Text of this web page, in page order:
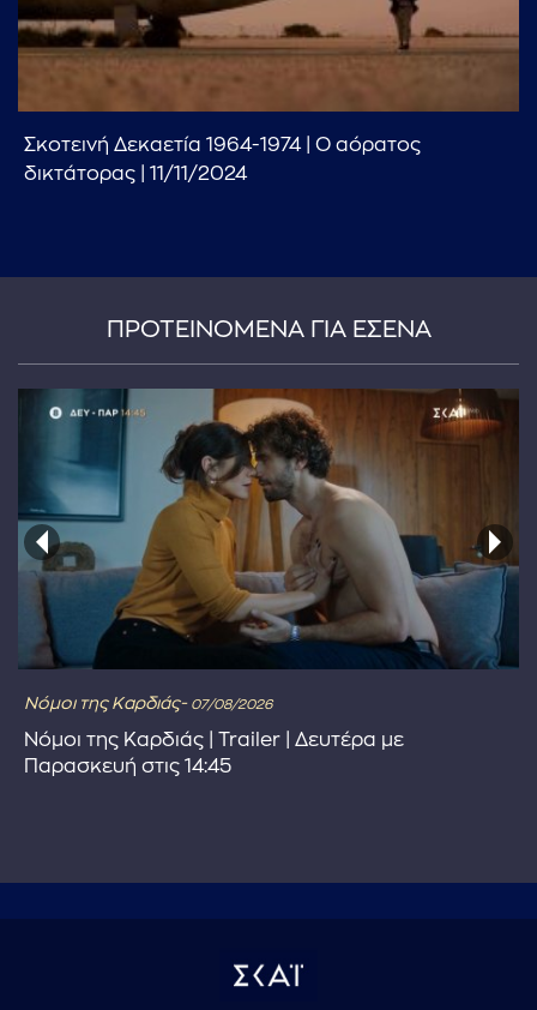
Σκοτεινή Δεκαετία 1964-1974 | Ο αόρατος
δικτάτορας | 11/11/2024
ΠΡΟΤΕΙΝΟΜΕΝΑ ΓΙΑ ΕΣΕΝΑ
Νόμοι της Καρδιάς- 07/08/2026
Νόμοι της Καρδιάς | Trailer | Δευτέρα με
Παρασκευή στις 14:45